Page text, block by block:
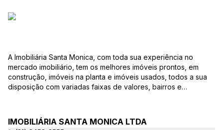
A Imobiliária Santa Monica, com toda sua experiência no
mercado imobiliário, tem os melhores imóveis prontos, em
construção, imóveis na planta e imóveis usados, todos a sua
disposição com variadas faixas de valores, bairros e
ao CRECI-EE – estarão sempre prontos para responder-lhe
todas as suas dúvidas sobre casas, apartamentos, terrenos,
IMOBILIÁRIA SANTA MONICA LTDA